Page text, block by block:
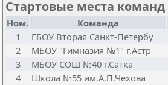
Стартовые места команд
Ном. Команда
1
ГБОУ Вторая Санкт-Петербу
2
МБОУ "Гимназия №1" г.Астр
3
МБОУ СОШ №40 г.Сатка
4
Школа №55 им.А.П.Чехова